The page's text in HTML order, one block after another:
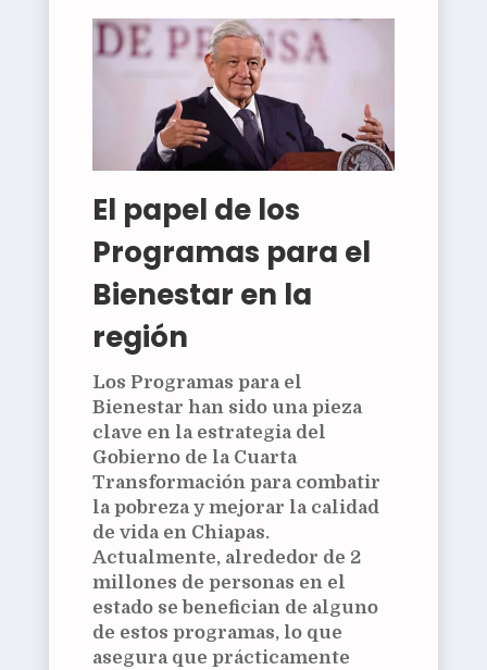
El papel de los
Programas para el
Bienestar en la
región
Los Programas para el
Bienestar han sido una pieza
clave en la estrategia del
Gobierno de la Cuarta
Transformación para combatir
la pobreza y mejorar la calidad
de vida en Chiapas.
Actualmente, alrededor de 2
millones de personas en el
estado se benefician de alguno
de estos programas, lo que
asegura que prácticamente